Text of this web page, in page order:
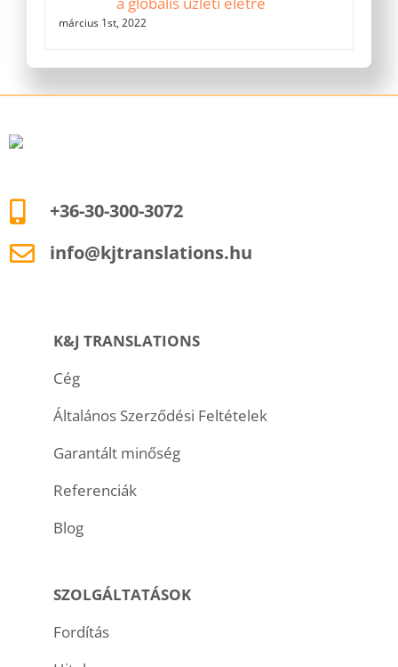
március 1st, 2022
+36-30-300-3072
info@kjtranslations.hu
K&J TRANSLATIONS
Cég
Általános Szerződési Feltételek
Garantált minőség
Referenciák
Blog
SZOLGÁLTATÁSOK
Fordítás